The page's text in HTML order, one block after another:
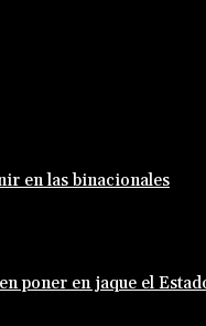
en las binacionales
poner en jaque el